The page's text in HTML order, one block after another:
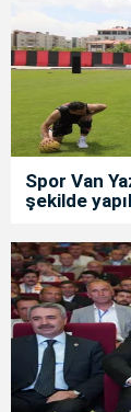
Spor Van
şekilde